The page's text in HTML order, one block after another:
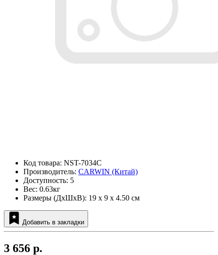
Код товара: NST-7034C
Производитель: CARWIN (Китай)
Доступность: 5
Вес: 0.63кг
Размеры (ДxШxВ): 19 x 9 x 4.50 см
Добавить в закладки
3 656 р.